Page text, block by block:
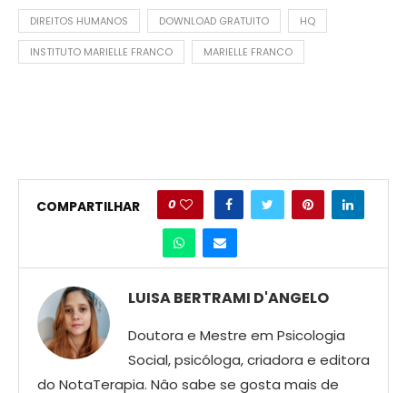
DIREITOS HUMANOS DOWNLOAD GRATUITO HQ
INSTITUTO MARIELLE FRANCO MARIELLE FRANCO
COMPARTILHAR 0
LUISA BERTRAMI D'ANGELO
Doutora e Mestre em Psicologia
Social, psicóloga, criadora e editora
do NotaTerapia. Nâo sabe se gosta mais de